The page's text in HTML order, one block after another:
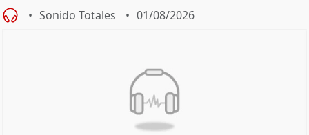
Sonido Totales 01/08/2026